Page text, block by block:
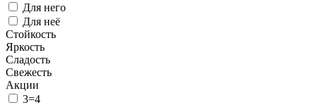
Для него
Для неё
Стойкость
Яркость
Сладость
Свежесть
Акции
3=4